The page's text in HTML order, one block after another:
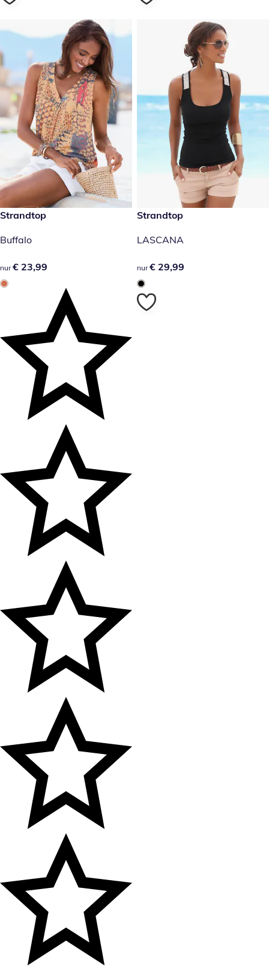
€ 23,99
Strandtop
Buffalo
€ 23,99
nur € 23,99
€ 29,99
Strandtop
LASCANA
€ 29,99
nur € 29,99